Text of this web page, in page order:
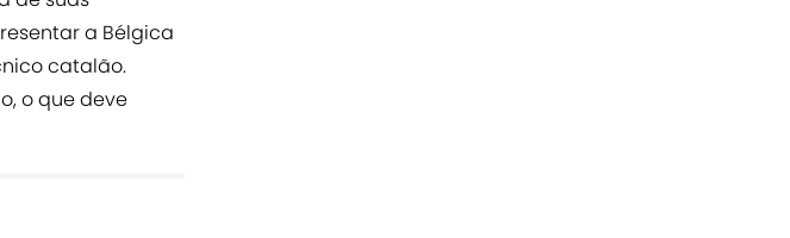
a Bélgica
catalão.
o que deve